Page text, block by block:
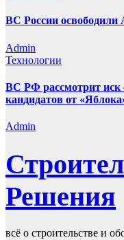
ВС России освободили
Admin
Технологии
ВС РФ рассмотрит иск
кандидатов от
Admin
Решения
всё о строительстве и